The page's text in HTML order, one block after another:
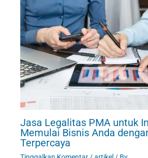
Jasa Legalitas PMA untuk
Memulai Bisnis Anda
Terpercaya